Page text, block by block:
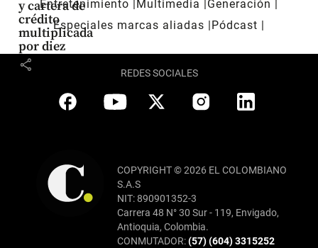
y cartera de
crédito
multiplicada
por diez
share
Entretenimiento
Multimedia
Generación
Especiales marcas aliadas
Pódcast
REDES SOCIALES
COPYRIGHT © 2026 EL COLOMBIANO
S.A.S
NIT: 890901352-3
Carrera 48 N° 30 Sur - 119, Envigado,
Antioquia, Colombia.
CONMUTADOR:(57) (604) 3315252